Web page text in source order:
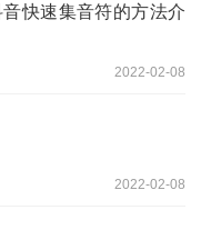
快速集音符的方法介
2022-02-08
2022-02-08